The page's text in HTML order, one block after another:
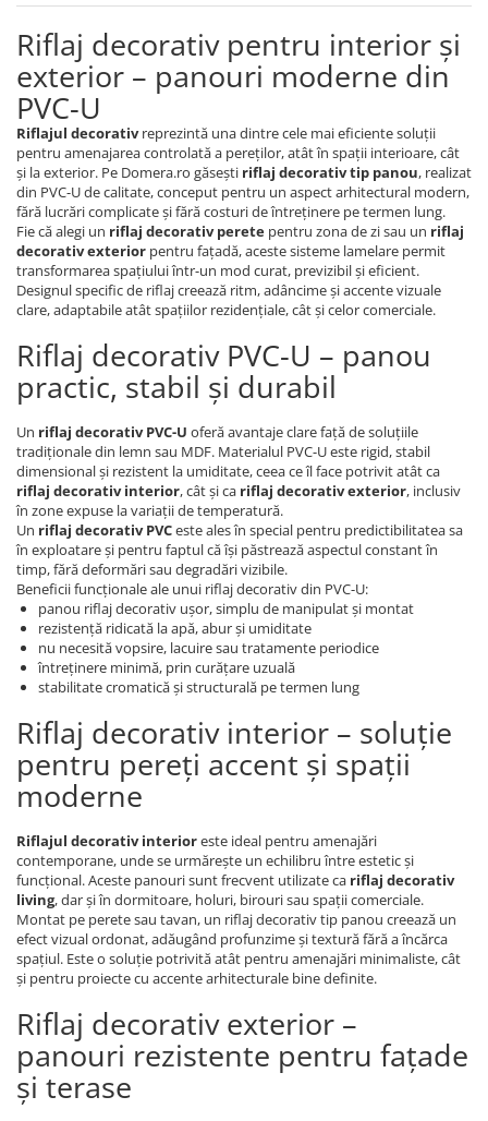
Riflaj decorativ pentru interior și
exterior – panouri moderne din
PVC-U
Riflajul decorativreprezintă una dintre cele mai eficiente soluții
pentru amenajarea controlată a pereților, atât în spații interioare, cât
și la exterior. Pe Domera.ro găsești riflaj decorativ tip panou, realizat
din PVC-U de calitate, conceput pentru un aspect arhitectural modern,
fără lucrări complicate și fără costuri de întreținere pe termen lung.
Fie că alegi un riflaj decorativ perete pentru zona de zi sau un riflaj
decorativ exterior pentru fațadă, aceste sisteme lamelare permit
transformarea spațiului într-un mod curat, previzibil și eficient.
Designul specific de riflaj creează ritm, adâncime și accente vizuale
clare, adaptabile atât spațiilor rezidențiale, cât și celor comerciale.
Riflaj decorativ PVC-U – panou
practic, stabil și durabil
Un riflaj decorativ PVC-U oferă avantaje clare față de soluțiile
tradiționale din lemn sau MDF. Materialul PVC-U este rigid, stabil
dimensional și rezistent la umiditate, ceea ce îl face potrivit atât ca
riflaj decorativ interior, cât și ca riflaj decorativ exterior, inclusiv
în zone expuse la variații de temperatură.
Un riflaj decorativ PVCeste ales în special pentru predictibilitatea sa
în exploatare și pentru faptul că își păstrează aspectul constant în
timp, fără deformări sau degradări vizibile.
Beneficii funcționale ale unui riflaj decorativ din PVC-U:
panou riflaj decorativ ușor, simplu de manipulat și montat
rezistență ridicată la apă, abur și umiditate
nu necesită vopsire, lacuire sau tratamente periodice
întreținere minimă, prin curățare uzuală
stabilitate cromatică și structurală pe termen lung
Riflaj decorativ interior – soluție
pentru pereți accent și spații
moderne
Riflajul decorativ interioreste ideal pentru amenajări
contemporane, unde se urmărește un echilibru între estetic și
funcțional. Aceste panouri sunt frecvent utilizate ca riflaj decorativ
living, dar și în dormitoare, holuri, birouri sau spații comerciale.
Montat pe perete sau tavan, un riflaj decorativ tip panou creează un
efect vizual ordonat, adăugând profunzime și textură fără a încărca
spațiul. Este o soluție potrivită atât pentru amenajări minimaliste, cât
și pentru proiecte cu accente arhitecturale bine definite.
Riflaj decorativ exterior –
panouri rezistente pentru fațade
și terase